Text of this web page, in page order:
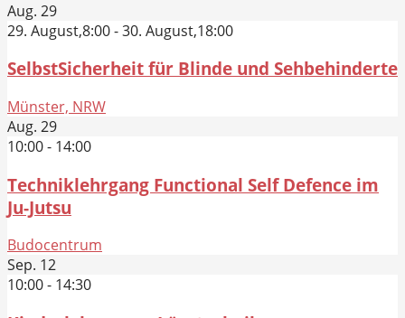
Aug. 29
29. August,8:00-30. August,18:00
SelbstSicherheit für Blinde und Sehbehinderte
Münster, NRW
Aug. 29
10:00- 14:00
Techniklehrgang Functional Self Defence im
Ju-Jutsu
Budocentrum
Sep. 12
10:00- 14:30